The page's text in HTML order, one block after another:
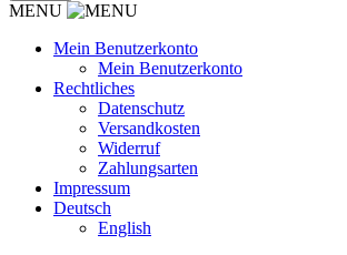
MENU
Mein Benutzerkonto
Mein Benutzerkonto
Rechtliches
Datenschutz
Versandkosten
Widerruf
Zahlungsarten
Impressum
Deutsch
English